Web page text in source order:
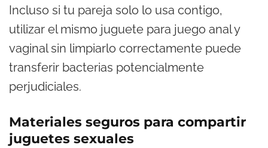
Incluso si tu pareja solo lo usa contigo,
utilizar el mismo juguete para juego anal y
vaginal sin limpiarlo correctamente puede
transferir bacterias potencialmente
perjudiciales.
Materiales seguros para compartir
juguetes sexuales